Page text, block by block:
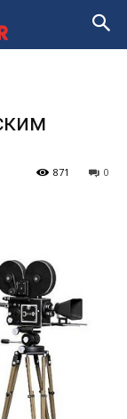
0
871